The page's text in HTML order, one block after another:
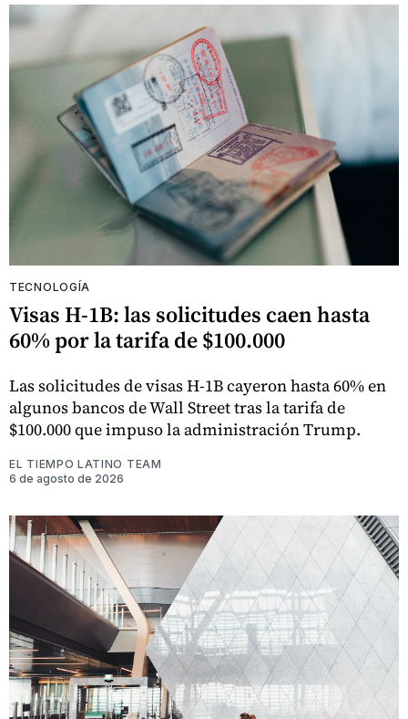
TECNOLOGÍA
Visas H-1B: las solicitudes caen hasta
60% por la tarifa de $100.000
Las solicitudes de visas H-1B cayeron hasta 60% en
algunos bancos de Wall Street tras la tarifa de
$100.000 que impuso la administración Trump.
EL TIEMPO LATINO TEAM
6 de agosto de 2026